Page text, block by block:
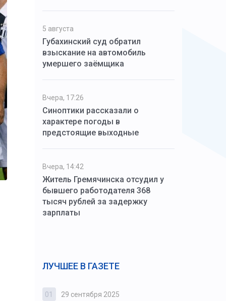
5 августа
Губахинский суд обратил
взыскание на автомобиль
умершего заёмщика
Вчера, 17:26
Синоптики рассказали о
характере погоды в
предстоящие выходные
Вчера, 14:42
Житель Гремячинска отсудил у
бывшего работодателя 368
тысяч рублей за задержку
зарплаты
ЛУЧШЕЕ В ГАЗЕТЕ
01 29 сентября 2025